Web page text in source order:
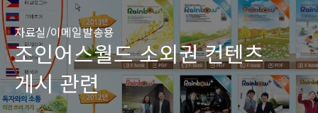
자료실/이메일발송용
조인어스월드 소외권 컨텐츠
게시 관련